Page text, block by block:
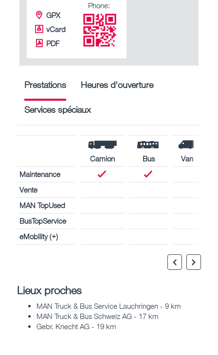
GPX
vCard
PDF
Phone:
Prestations Heures d'ouverture
Services spéciaux
Camion Bus
Van
Maintenance
Vente
MAN TopUsed
BusTopService
eMobility (+)
Lieux proches
MAN Truck & Bus Service Lauchringen - 9 km
MAN Truck & Bus Schweiz AG - 17 km
Gebr. Knecht AG - 19 km